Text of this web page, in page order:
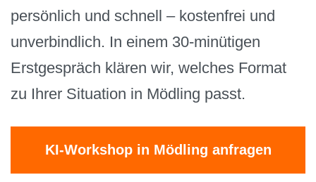
persönlich und schnell – kostenfrei und
unverbindlich. In einem 30-minütigen
Erstgespräch klären wir, welches Format
zu Ihrer Situation in Mödling passt.
KI-Workshop in Mödling anfragen